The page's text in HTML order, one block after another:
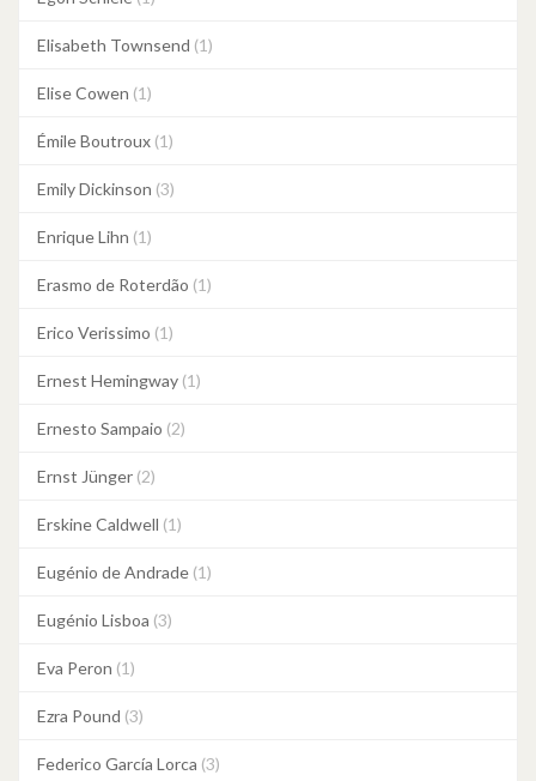
Elisabeth Townsend (1)
Elise Cowen (1)
Émile Boutroux (1)
Emily Dickinson (3)
Enrique Lihn (1)
Erasmo de Roterdão (1)
Erico Verissimo (1)
Ernest Hemingway (1)
Ernesto Sampaio (2)
Ernst Jünger (2)
Erskine Caldwell (1)
Eugénio de Andrade (1)
Eugénio Lisboa (3)
Eva Peron (1)
Ezra Pound (3)
Federico García Lorca (3)